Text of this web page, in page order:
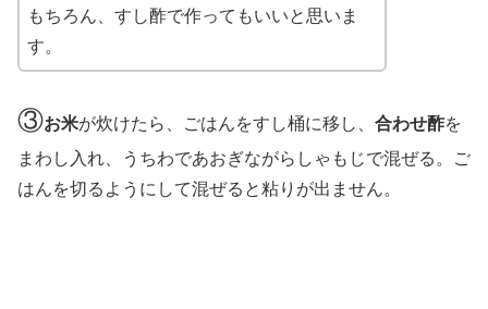
もちろん、すし酢で作ってもいいと思いま
す。
③お米が炊けたら、ごはんをすし桶に移し、 合わせ酢を
まわし入れ、うちわであおぎながらしゃもじで混ぜる。ご
はんを切るようにして混ぜると粘りが出ません。